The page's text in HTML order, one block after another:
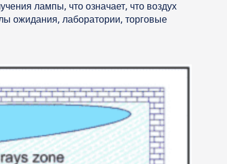
лампы, что означает, что воздух
ожидания, лаборатории, торговые